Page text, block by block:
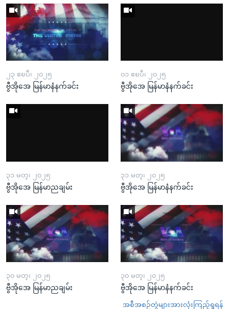
၂၃ ဧၿပီ၊ ၂၀၂၅
ဗွီအိုအေ မြန်မာနံနက်ခင်း
၀၁ ဧၿပီ၊ ၂၀၂၅
ဗွီအိုအေ မြန်မာနံနက်ခင်း
၃၁ မတ္၊ ၂၀၂၅
ဗွီအိုအေ မြန်မာညချမ်း
၃၁ မတ္၊ ၂၀၂၅
ဗွီအိုအေ မြန်မာနံနက်ခင်း
၃၀ မတ္၊ ၂၀၂၅
ဗွီအိုအေ မြန်မာညချမ်း
၃၀ မတ္၊ ၂၀၂၅
ဗွီအိုအေ မြန်မာနံနက်ခင်း
အစီအစဉ်တွဲများအားလုံးကြည့်ရှုရန်